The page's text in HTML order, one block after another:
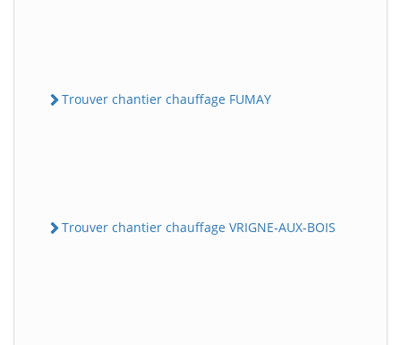
Trouver chantier chauffage FUMAY
Trouver chantier chauffage VRIGNE-AUX-BOIS